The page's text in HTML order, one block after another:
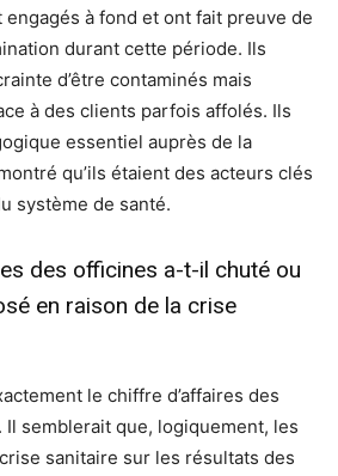
engagés à fond et ont fait preuve de
durant cette période. Ils
d’être contaminés mais
à des clients parfois affolés. Ils
essentiel auprès de la
qu’ils étaient des acteurs clés
système de santé.
des officines a-t-il chuté ou
en raison de la crise
le chiffre d’affaires des
semblerait que, logiquement, les
sanitaire sur les résultats des